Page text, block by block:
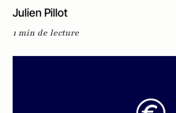
Julien Pillot
1 min de lecture